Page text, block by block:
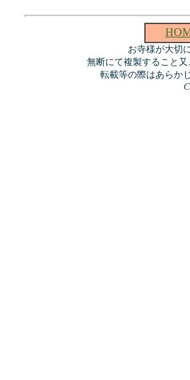
お寺様が大切
無断にて複製すること
転載等の際はあらか